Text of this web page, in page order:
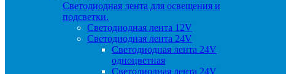
Светодиодная лента для освещения и
подсветки.
Светодиодная лента 12V
Светодиодная лента 24V
Светодиодная лента 24V
одноцветная
Светодиодная лента 24V